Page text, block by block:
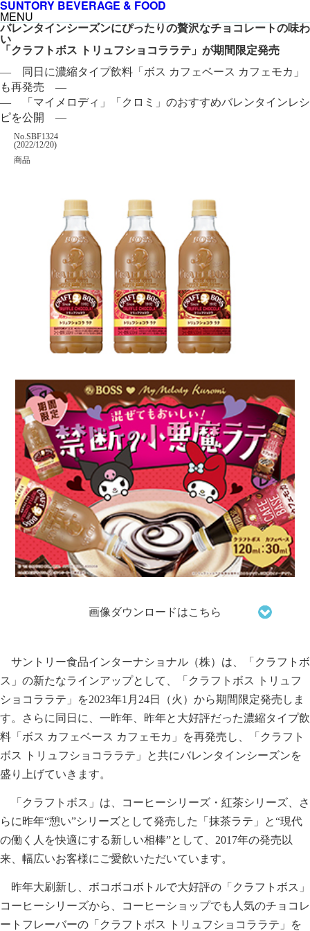
SUNTORY BEVERAGE & FOOD
MENU
バレンタインシーズンにぴったりの贅沢なチョコレートの味わ
い
「クラフトボス トリュフショコララテ」が期間限定発売
― 同日に濃縮タイプ飲料「ボス カフェベース カフェモカ」
も再発売 ―
― 「マイメロディ」「クロミ」のおすすめバレンタインレシ
ピを公開 ―
掲載番号
No.SBF1324
掲載日
(2022/12/20)
カテゴリー
商品
画像ダウンロードはこちら
サントリー食品インターナショナル（株）は、「クラフトボ
ス」の新たなラインアップとして、「クラフトボス トリュフ
ショコララテ」を2023年1月24日（火）から期間限定発売しま
す。さらに同日に、一昨年、昨年と大好評だった濃縮タイプ飲
料「ボス カフェベース カフェモカ」を再発売し、「クラフト
ボス トリュフショコララテ」と共にバレンタインシーズンを
盛り上げていきます。
「クラフトボス」は、コーヒーシリーズ・紅茶シリーズ、さ
らに昨年“憩い”シリーズとして発売した「抹茶ラテ」と“現代
の働く人を快適にする新しい相棒”として、2017年の発売以
来、幅広いお客様にご愛飲いただいています。
昨年大刷新し、ボコボコボトルで大好評の「クラフトボス」
コーヒーシリーズから、コーヒーショップでも人気のチョコレ
ートフレーバーの「クラフトボス トリュフショコララテ」を